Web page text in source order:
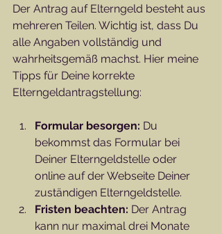
Der Antrag auf Elterngeld besteht aus
mehreren Teilen. Wichtig ist, dass Du
alle Angaben vollständig und
wahrheitsgemäß machst. Hier meine
Tipps für Deine korrekte
Elterngeldantragstellung:
Formular besorgen: Du
bekommst das Formular bei
Deiner Elterngeldstelle oder
online auf der Webseite Deiner
zuständigen Elterngeldstelle.
Fristen beachten: Der Antrag
kann nur maximal drei Monate